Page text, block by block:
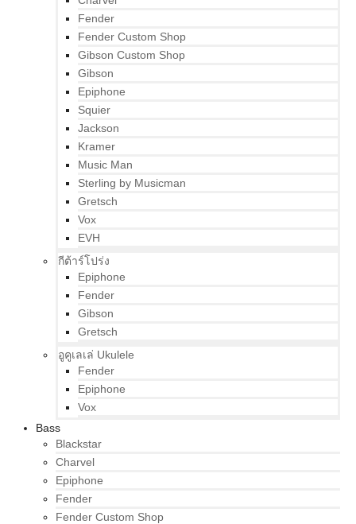
Fender
Fender Custom Shop
Gibson Custom Shop
Gibson
Epiphone
Squier
Jackson
Kramer
Music Man
Sterling by Musicman
Gretsch
Vox
EVH
กีต้าร์โปร่ง
Epiphone
Fender
Gibson
Gretsch
อูคูเลเล่ Ukulele
Fender
Epiphone
Vox
Bass
Blackstar
Charvel
Epiphone
Fender
Fender Custom Shop